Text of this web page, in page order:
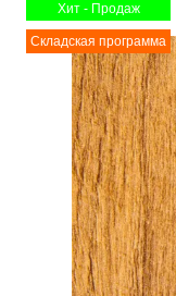
Хит - Продаж
Складская программа